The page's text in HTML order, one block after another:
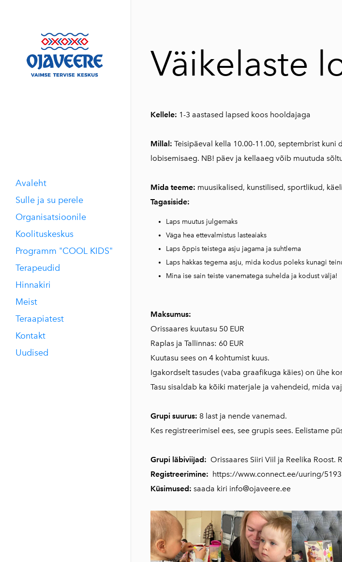
Avaleht
Sulle ja su perele
Organisatsioonile
Koolituskeskus
Programm "COOL KIDS"
Terapeudid
Hinnakiri
Meist
Teraapiatest
Kontakt
Uudised
Väikelaste
Kellele: 1-3 aastased lapsed koos hooldajaga
Millal: Teisipäeval kella 10.00-11.00, septembrist
lobisemisaeg. NB! päev ja kellaaeg võib muutuda
Mida teeme: muusikalised, kunstilised, sportlikud,
Tagasiside:
Laps muutus julgemaks
Väga hea ettevalmistus lasteaiaks
Laps õppis teistega asju jagama ja suhtlema
Laps hakkas tegema asju, mida kodus poleks kunagi
Mina ise sain teiste vanematega suhelda ja kodust välja!
Maksumus:
Orissaares kuutasu 50 EUR
Raplas ja Tallinnas: 60 EUR
Kuutasu sees on 4 kohtumist kuus.
Igakordselt tasudes (vaba graafikuga käies) on ühe
Tasu sisaldab ka kõiki materjale ja vahendeid, mida
Grupi suurus: 8 last ja nende vanemad.
Kes registreerimisel ees, see grupis sees. Eelistame
Grupi läbiviijad: Orissaares Siiri Viil ja Reelika Roost.
Registreerimine: https://www.connect.ee/uuring/
Küsimused: saada kiri info@ojaveere.ee